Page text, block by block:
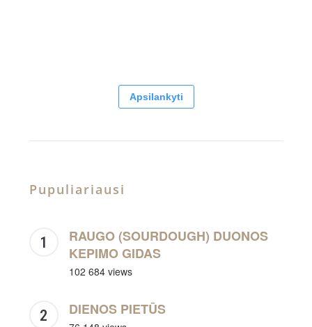
Apsilankyti
Pupuliariausi
RAUGO (SOURDOUGH) DUONOS
KEPIMO GIDAS
102 684 views
DIENOS PIETŪS